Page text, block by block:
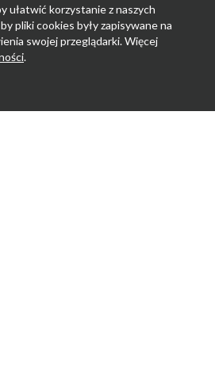
ułatwić korzystanie z naszych
pliki cookies były zapisywane na
swojej przeglądarki. Więcej
.